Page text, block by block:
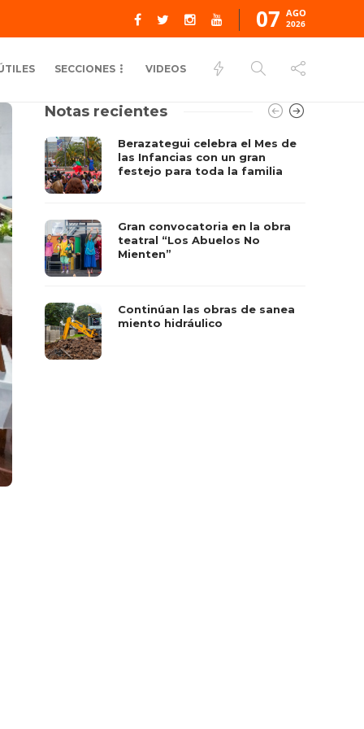
07 AGO
2026
SECCIONES VIDEOS
Notas recientes
Berazategui celebra el Mes de
las Infancias con un gran
festejo para toda la familia
Gran convocatoria en la obra
teatral “Los Abuelos No
Mienten”
Continúan las obras de sanea
miento hidráulico